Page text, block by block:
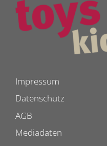
Impressum
Datenschutz
AGB
Mediadaten